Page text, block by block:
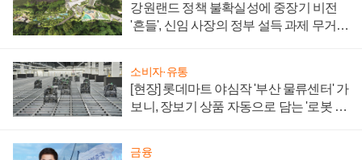
강원랜드 정책 불확실성에 중장기 비전
'흔들', 신임 사장의 정부 설득 과제 무거워
소비자·유통
[현장] 롯데마트 야심작 '부산 물류센터' 가
보니, 장보기 상품 자동으로 담는 '로봇 40
금융